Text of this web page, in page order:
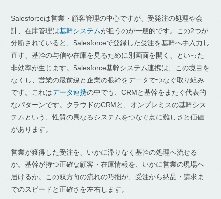
Salesforceは営業・顧客管理の中心ですが、受発注の処理や会
計、在庫管理は基幹システムが担うのが一般的です。この2つが
分断されていると、Salesforceで登録した受注を基幹へ手入力し
直す、基幹の与信や在庫を見るために別画面を開く、といった
非効率が生じます。Salesforce基幹システム連携は、この境目を
なくし、営業の最前線と企業の根幹をデータでつなぐ取り組み
です。これはデータ連携の中でも、CRMと基幹をまたぐ代表的
なパターンです。クラウドのCRMと、オンプレミスの基幹シス
テムという、性質の異なるシステムをつなぐ点に難しさと価値
があります。
営業が獲得した受注を、いかに滞りなく基幹の処理へ流せる
か。基幹が持つ正確な顧客・在庫情報を、いかに営業の現場へ
届けるか。この双方向の流れの巧拙が、受注から納品・請求ま
でのスピードと正確さを左右します。